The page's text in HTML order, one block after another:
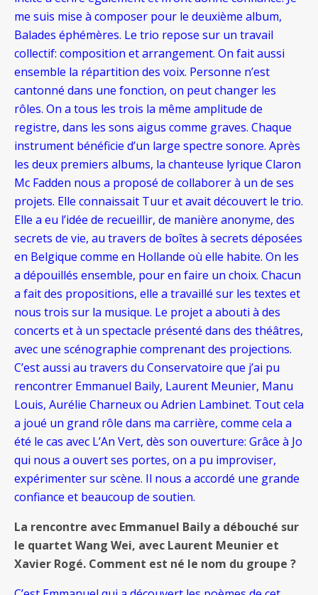
me suis mise à composer pour le deuxième album,
Balades éphémères. Le trio repose sur un travail
collectif: composition et arrangement. On fait aussi
ensemble la répartition des voix. Personne n’est
cantonné dans une fonction, on peut changer les
rôles. On a tous les trois la même amplitude de
registre, dans les sons aigus comme graves. Chaque
instrument bénéficie d’un large spectre sonore. Après
les deux premiers albums, la chanteuse lyrique Claron
Mc Fadden nous a proposé de collaborer à un de ses
projets. Elle connaissait Tuur et avait découvert le trio.
Elle a eu l’idée de recueillir, de manière anonyme, des
secrets de vie, au travers de boîtes à secrets déposées
en Belgique comme en Hollande où elle habite. On les
a dépouillés ensemble, pour en faire un choix. Chacun
a fait des propositions, elle a travaillé sur les textes et
nous trois sur la musique. Le projet a abouti à des
concerts et à un spectacle présenté dans des théâtres,
avec une scénographie comprenant des projections.
C’est aussi au travers du Conservatoire que j’ai pu
rencontrer Emmanuel Baily, Laurent Meunier, Manu
Louis, Aurélie Charneux ou Adrien Lambinet. Tout cela
a joué un grand rôle dans ma carrière, comme cela a
été le cas avec L’An Vert, dès son ouverture: Grâce à Jo
qui nous a ouvert ses portes, on a pu improviser,
expérimenter sur scène. Il nous a accordé une grande
confiance et beaucoup de soutien.
La rencontre avec Emmanuel Baily a débouché sur
le quartet Wang Wei, avec Laurent Meunier et
Xavier Rogé. Comment est né le nom du groupe ?